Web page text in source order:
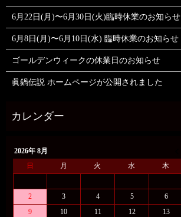
6月22日(月)〜6月30日(火)臨時休業のお知らせ
6月8日(月)〜6月10日(水) 臨時休業のお知らせ
ゴールデンウィークの休業日のお知らせ
眞鍋伝説 ホームページが公開されました
2026年 8月
日
月 火 水 木
2
3 4 5 6
9
10 11 12 13